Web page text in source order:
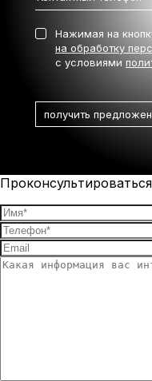
Нажимая на
на обработку
с условиями
Проконсультироваться